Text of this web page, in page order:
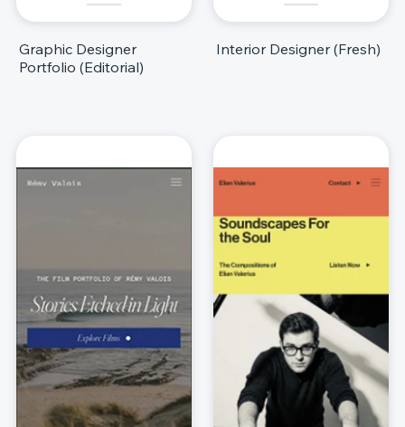
Graphic Designer
Portfolio (Editorial)
Interior Designer (Fresh)